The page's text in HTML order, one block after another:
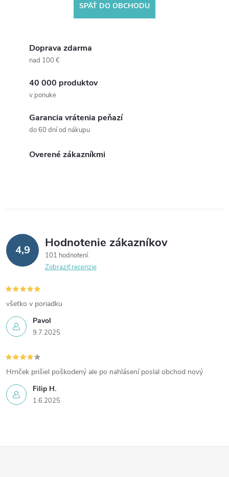
SPÄŤ DO OBCHODU
Doprava zdarma
nad 100 €
40 000 produktov
v ponuke
Garancia vrátenia peňazí
do 60 dní od nákupu
Overené zákazníkmi
4,9 Hodnotenie zákazníkov
101 hodnotení
Zobraziť recenzie
Pavol
9.7.2025
všetko v poriadku
Filip H.
1.6.2025
Hrnček prišiel poškodený ale po nahlásení poslal obchod nový